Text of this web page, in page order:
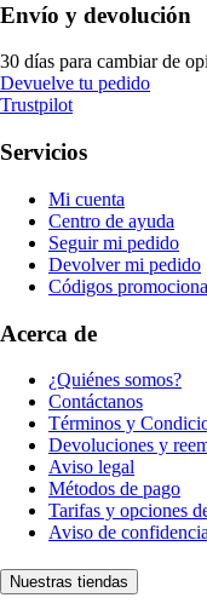
Envío y devolución
30 días para cambiar de
Devuelve tu pedido
Trustpilot
Servicios
Mi cuenta
Centro de ayuda
Seguir mi pedido
Devolver mi pedido
Códigos
Acerca de
¿Quiénes somos?
Contáctanos
Términos y
Devoluciones y
Aviso legal
Métodos de pago
Tarifas y opciones
Aviso de
Nuestras tiendas